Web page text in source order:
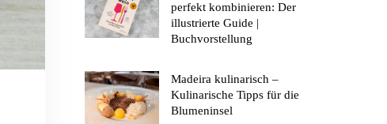
perfekt kombinieren: Der
illustrierte Guide |
Buchvorstellung
Madeira kulinarisch –
Kulinarische Tipps für die
Blumeninsel